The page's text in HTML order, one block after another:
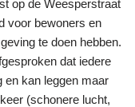
op de Weesperstraat
voor bewoners en
te doen hebben.
dat iedere
en kan leggen maar
(schonere lucht,